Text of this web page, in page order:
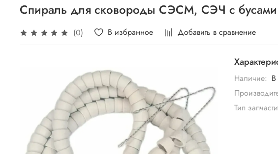
Спираль для сковороды СЭСМ, СЭЧ с
(0) В избранное Добавить в сравнение
Наличие:
Тип